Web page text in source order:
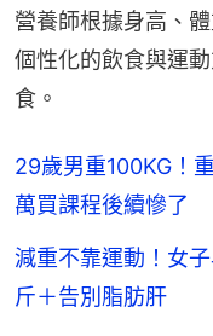
營養師根據身高、
個性化的飲食與運
食。
29歲男重100KG！
萬買課程後續慘了
減重不靠運動！女
斤＋告別脂肪肝